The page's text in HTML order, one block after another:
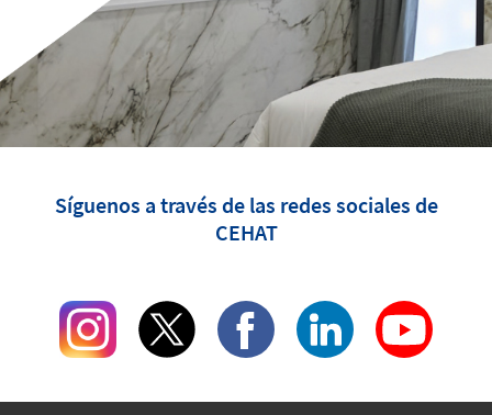
Síguenos a través de las redes sociales de
CEHAT